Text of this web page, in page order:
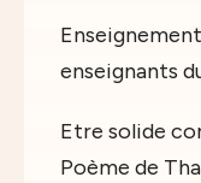
enseignants
Etre solide
Poème de